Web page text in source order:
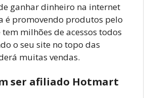
ganhar dinheiro na internet
é promovendo produtos pelo
tem milhões de acessos todos
o seu site no topo das
muitas vendas.
ser afiliado Hotmart